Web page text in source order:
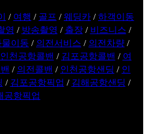
/ 여행 / 골프 / 웨딩카 / 하객이동
영 / 방송촬영 / 출장/ 비즈니스 /
물이동 / 의전서비스 / 의전차량 /
인천공항콜밴 / 김포공항콜밴 / 여
/ 의전콜밴 / 인천공항샌딩 / 인
/ 김포공항픽업 / 김해공항샌딩 /
공항픽업